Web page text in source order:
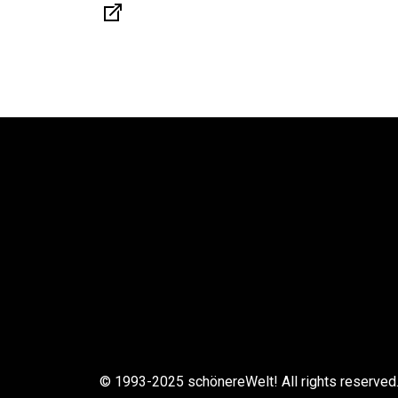
© 1993-2025 schönereWelt! All rights reserved.